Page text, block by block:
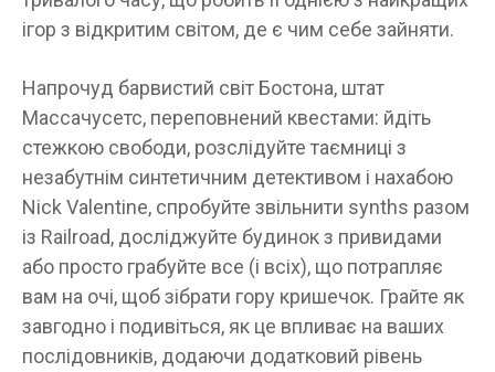
ігор з відкритим світом, де є чим себе зайняти.
Напрочуд барвистий світ Бостона, штат
Массачусетс, переповнений квестами: йдіть
стежкою свободи, розслідуйте таємниці з
незабутнім синтетичним детективом і нахабою
Nick Valentine, спробуйте звільнити synths разом
із Railroad, досліджуйте будинок з привидами
або просто грабуйте все (і всіх), що потрапляє
вам на очі, щоб зібрати гору кришечок. Грайте як
завгодно і подивіться, як це впливає на ваших
послідовників, додаючи додатковий рівень